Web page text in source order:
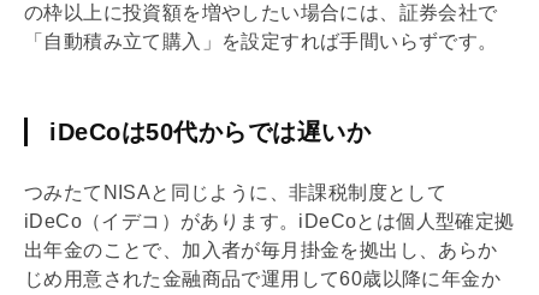
の枠以上に投資額を増やしたい場合には、証券会社で
「自動積み立て購入」を設定すれば手間いらずです。
iDeCoは50代からでは遅いか
つみたて NISAと同じように、非課税制度として
iDeCo （イデコ）があります。 iDeCoとは個人型確定拠
出年金のことで、加入者が毎月掛金を拠出し、あらか
じめ用意された金融商品で運用して60歳以降に年金か